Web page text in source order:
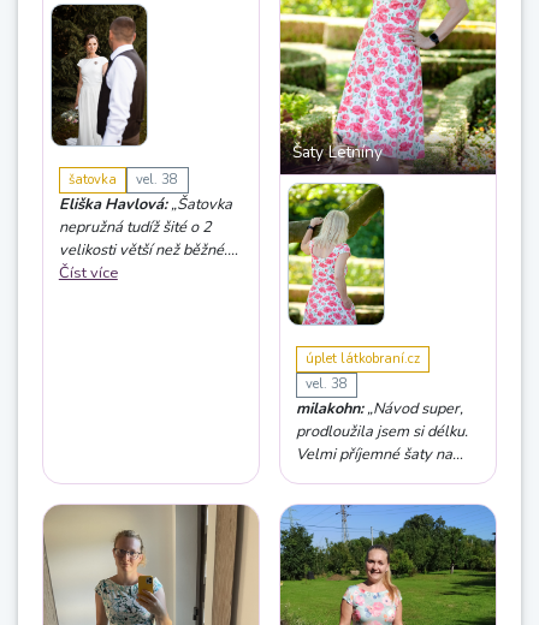
šatovka vel. 38
Eliška Havlová:„Šatovka
nepružná tudíž šité o 2
velikosti větší než běžné.
Záda navolena na max.
Číst více
Šaty Letníny
úplet látkobraní.cz
vel. 38
milakohn:„Návod super,
prodloužila jsem si délku.
Velmi příjemné šaty na